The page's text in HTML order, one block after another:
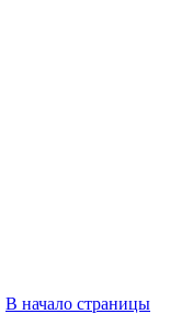
В начало страницы